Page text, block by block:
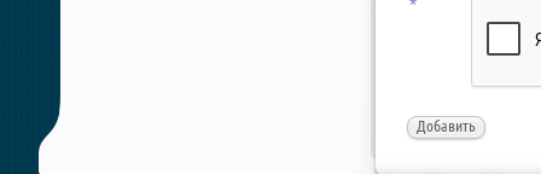
*
Добавить